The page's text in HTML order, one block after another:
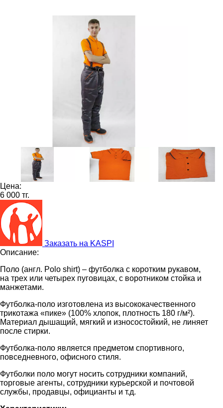
Цена:
6 000 тг.
Заказать на KASPI
Описание:
Поло (англ. Polo shirt) – футболка с коротким рукавом,
на трех или четырех пуговицах, с воротником стойка и
манжетами.
Футболка-поло изготовлена из высококачественного
трикотажа «пике» (100% хлопок, плотность 180 г/м²).
Материал дышащий, мягкий и износостойкий, не линяет
после стирки.
Футболка-поло является предметом спортивного,
повседневного, офисного стиля.
Футболки поло могут носить сотрудники компаний,
торговые агенты, сотрудники курьерской и почтовой
службы, продавцы, официанты и т.д.